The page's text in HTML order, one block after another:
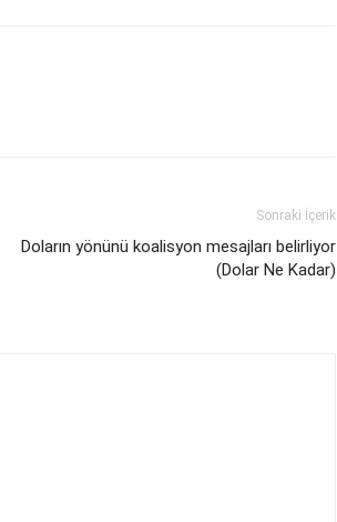
Sonraki İçerik
Doların yönünü koalisyon mesajları belirliyor
(Dolar Ne Kadar)